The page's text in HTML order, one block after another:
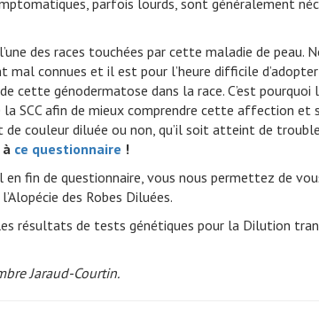
parfois lourds, sont généralement
des races touchées par cette maladie de peau.
mal connues et il est pour l’heure difficile
cette génodermatose dans la race. C’est pourquoi
la SCC afin de mieux comprendre cette affection et
couleur diluée ou non, qu’il soit atteint de
ce questionnaire !
fin de questionnaire, vous nous permettez de
des Robes Diluées.
résultats de tests génétiques pour la Dilution
Jaraud-Courtin.